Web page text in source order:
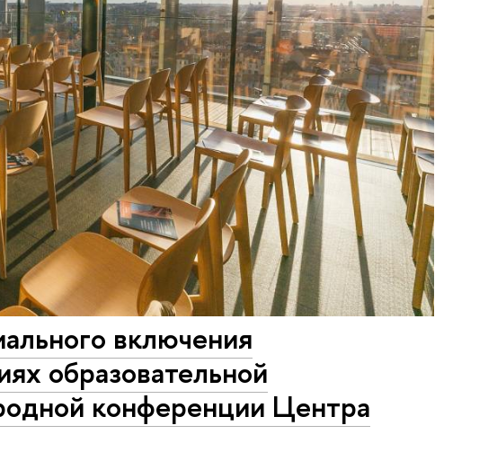
включения
образовательной
конференции Центра